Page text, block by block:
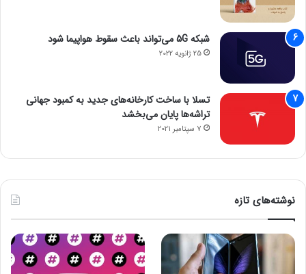
شبکه 5G می‌تواند باعث سقوط هواپیما شود
25 ژانویه 2022
تسلا با ساخت کارخانه‌های جدید به کمبود جهانی
تراشه‌ها پایان می‌بخشد
7 سپتامبر 2021
نوشته‌های تازه